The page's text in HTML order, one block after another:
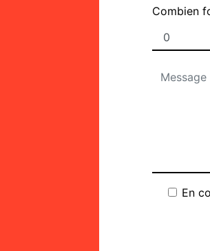
Combien
En